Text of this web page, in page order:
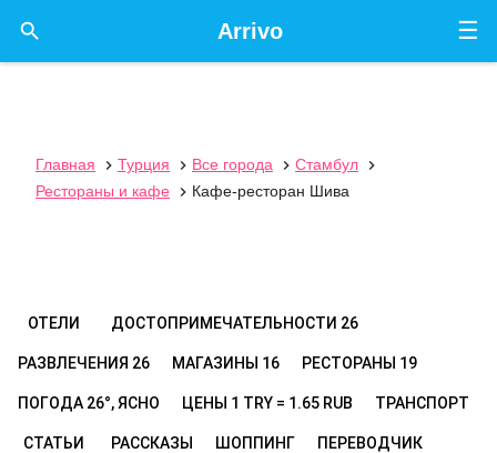
☰
Arrivo

Главная  Турция  Все города  Стамбул

Рестораны и кафе
 Кафе-ресторан Шива
ОТЕЛИ ДОСТОПРИМЕЧАТЕЛЬНОСТИ 26
РАЗВЛЕЧЕНИЯ 26 МАГАЗИНЫ 16 РЕСТОРАНЫ 19
ПОГОДА 26°, ЯСНО ЦЕНЫ 1 TRY = 1.65 RUB ТРАНСПОРТ
СТАТЬИ РАССКАЗЫ ШОППИНГ ПЕРЕВОДЧИК